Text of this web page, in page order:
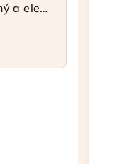
Minimalistický náramek Jaro – jemný a elegantní